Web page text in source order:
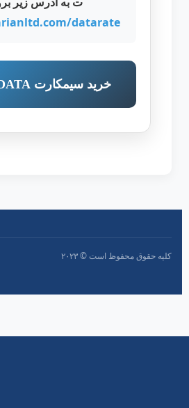
datarate/
خرید سیمکارت DATA استونی
درباره ما کلیه حقوق محفوظ است © ۲۰۲۳